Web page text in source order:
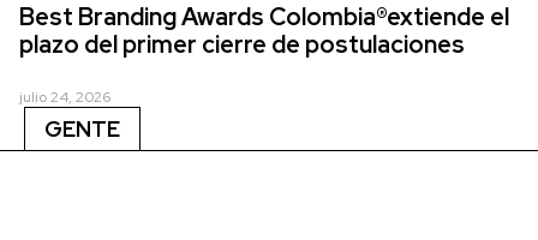
Best Branding Awards Colombia®extiende el
plazo del primer cierre de postulaciones
julio 24, 2026
GENTE